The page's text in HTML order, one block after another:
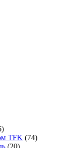
TFK (74)